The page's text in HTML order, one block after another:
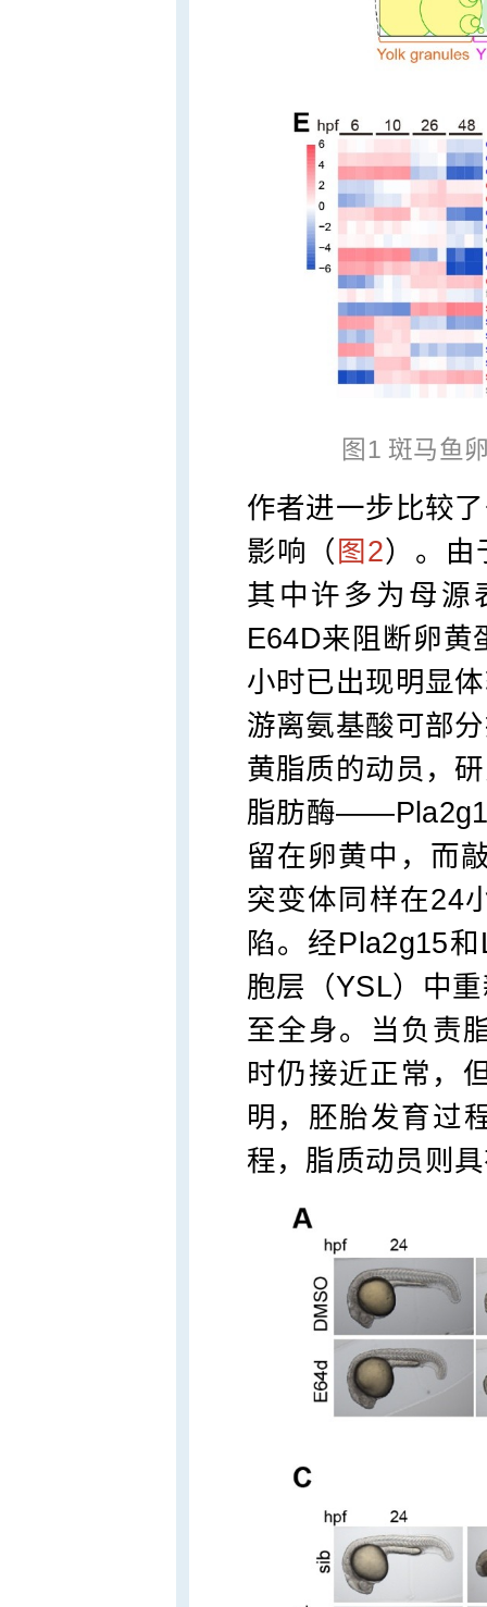
图1 斑马鱼
作者进一步比较
影响（ 图2）。由
其中许多为母源
E64D来阻断卵黄
小时已出现明显
游离氨基酸可部
黄脂质的动员，
脂肪酶
留在卵黄中，而
突变体同样在24
陷。经Pla2g15
胞层（YSL）中
至全身。当负责
时仍接近正常，
明，胚胎发育过
程，脂质动员则